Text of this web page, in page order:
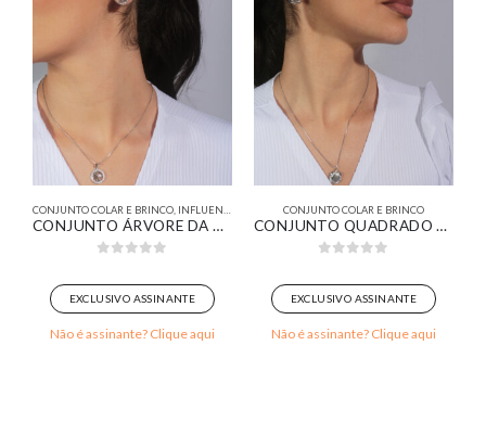
CONJUNTO COLAR E BRINCO, INFLUENCER
CONJUNTO ÁRVORE DA VIDA CRAVEJADO BANHADO EM OURO BRANCO
EXCLUSIVO ASSINANTE
Não é assinante? Clique aqui
CONJUNTO COLAR E BRINCO
CONJUNTO QUADRADO COM LOSANGO CRAVEJADO BANHADO EM OURO BRANCO
EXCLUSIVO ASSINANTE
Não é assinante? Clique aqui